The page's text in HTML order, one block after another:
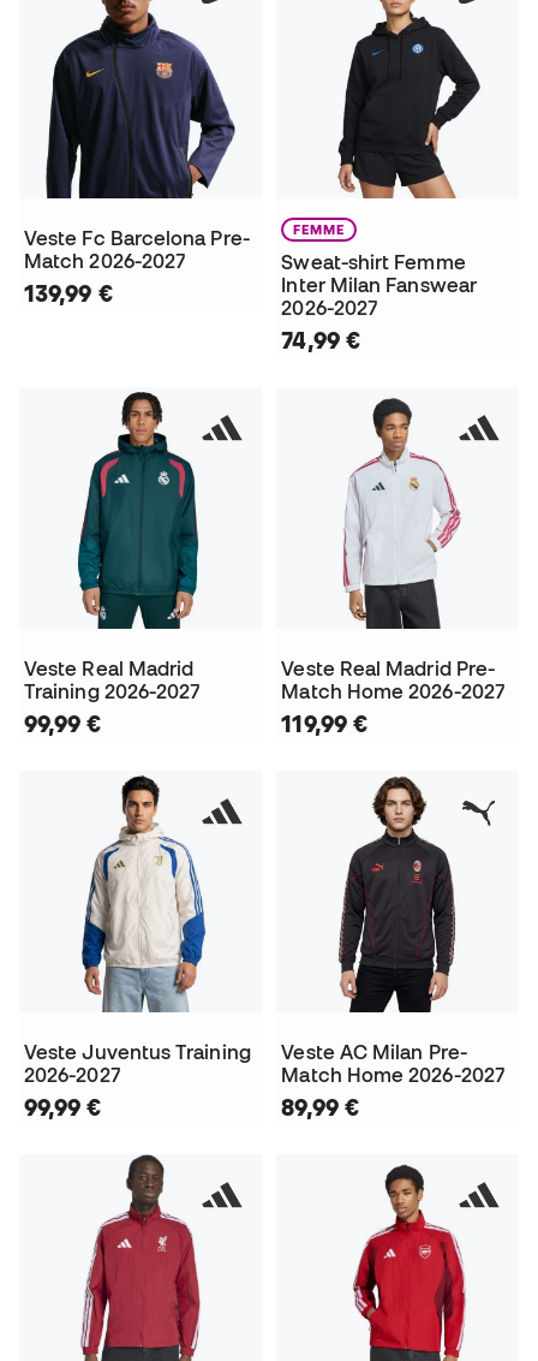
Veste Fc Barcelona Pre-
Match 2026-2027
139,99 €
FEMME
Sweat-shirt Femme
Inter Milan Fanswear
2026-2027
74,99 €
Veste Real Madrid
Training 2026-2027
99,99 €
Veste Real Madrid Pre-
Match Home 2026-2027
119,99 €
Veste Juventus Training
2026-2027
99,99 €
Veste AC Milan Pre-
Match Home 2026-2027
89,99 €